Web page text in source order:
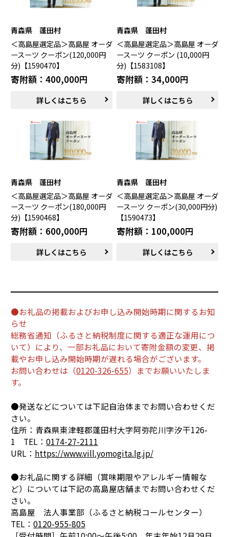
青森県 蓬田村
＜高島屋選定品＞高島屋 オーダ
ースーツ クーポン(120,000円
分)【1590470】
寄附額：400,000円
詳しくはこちら
青森県 蓬田村
＜高島屋選定品＞高島屋 オーダ
ースーツ クーポン (10,000円
分)【1583108】
寄附額：34,000円
詳しくはこちら
青森県 蓬田村
＜高島屋選定品＞高島屋 オーダ
ースーツ クーポン(180,000円
分)【1590468】
寄附額：600,000円
詳しくはこちら
青森県 蓬田村
＜高島屋選定品＞高島屋 オーダ
ースーツ クーポン(30,000円分)
【1590473】
寄附額：100,000円
詳しくはこちら
●お礼品の掲載およびお申し込み開始時期に関するお知
らせ
総務省通知（ふるさと納税制度に関する適正な運用につ
いて）により、一部お礼品において寄附金額の変更、掲
載やお申し込み開始時期が遅れる場合がございます。
お問い合わせは（0120-326-655）までお願いいたしま
す。
●発送などについては下記自治体までお問い合わせくだ
さい。
住所：青森県東津軽郡蓬田村大字阿弥陀川字汐干126-
1 TEL： 0174-27-2111
URL： https://www.vill.yomogita.lg.jp/
●お礼品に関する詳細（賞味期限やアレルギー情報な
ど）については下記の高島屋店舗までお問い合わせくだ
さい。
高島屋 法人事業部（ふるさと納税コールセンター）
TEL： 0120-955-805